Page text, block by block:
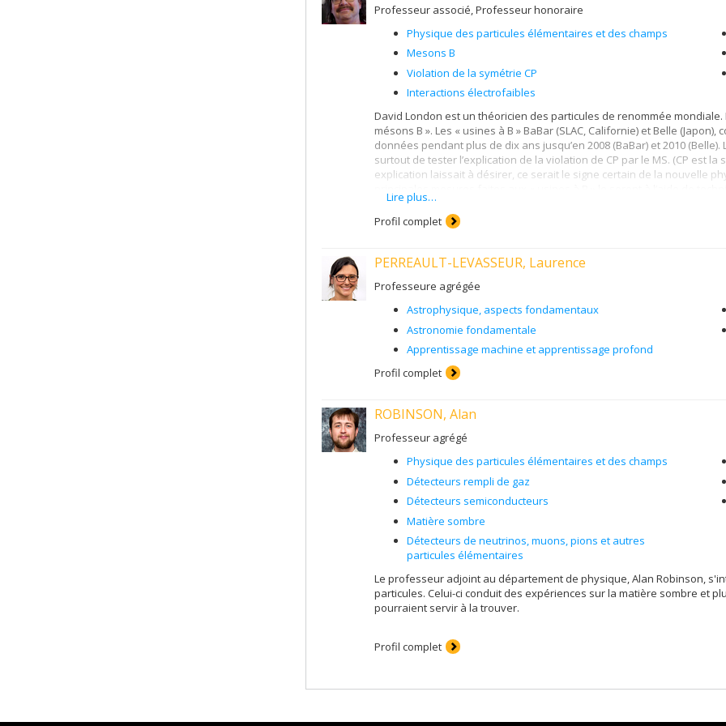
régions extérieures comme pour les galaxies spirales mais à
Les galaxies naines sphéroïdales (dSph) ont toujours été
sûrement plus vrai depuis nos récentes observations HI à
détection a été dans la galaxie naine Phoenix (Carignan,
obtenue est compatible avec le taux de perte de masse
que ~1% du gaz. Plus récemment, des observations avec
partie optique. Ceci explique pourquoi les observations
galaxie, n'ont détecté aucun gaz. Plus récemment, nous avons
du Groupe Local (Bouchard et al. 2006) et dans les amas
Professeur associé, Professeur honoraire
Physique des particules élémentaires et des champs
Mesons B
Violation de la symétrie CP
Interactions électrofaibles
David London est un théoricien des particules de renommée
mésons B ». Les « usines à B » BaBar (SLAC, Californie) et Belle
données pendant plus de dix ans jusqu’en 2008 (BaBar) et 2010
surtout de tester l’explication de la violation de CP par le MS. (CP est
explication laissait à désirer, ce serait le signe certain de la nouvelle
l’on ait observé certains signes de désaccord face au MS, rien de
diverses possibilités concrètes pour la nouvelle physique. D’une part,
contraintes aux modèles de la nouvelle physique et, d’autre part, il
Lire plus…
Profil complet
PERREAULT-LEVASSEUR, Laurence
Professeure agrégée
Astrophysique, aspects fondamentaux
Astronomie fondamentale
Apprentissage machine et apprentissage profond
Profil complet
ROBINSON, Alan
Professeur agrégé
Physique des particules élémentaires et des champs
Détecteurs rempli de gaz
Détecteurs semiconducteurs
Matière sombre
Détecteurs de neutrinos, muons, pions et autres
particules élémentaires
Le professeur adjoint au département de physique, Alan Robinson,
particules. Celui-ci conduit des expériences sur la matière sombre et
pourraient servir à la trouver.
Profil complet